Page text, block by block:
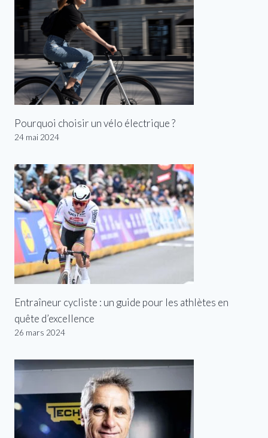
Pourquoi choisir un vélo électrique ?
24 mai 2024
Entraîneur cycliste : un guide pour les athlètes en
quête d’excellence
26 mars 2024